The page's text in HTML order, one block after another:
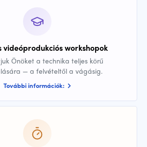
videóprodukciós workshopok
Önöket a technika teljes körű
— a felvételtől a vágásig.
További információk: